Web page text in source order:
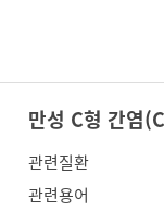
만성 C형 간
관련질환
관련용어